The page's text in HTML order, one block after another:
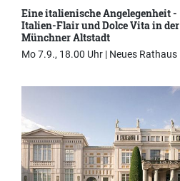
Eine italienische Angelegenheit -
Italien-Flair und Dolce Vita in der
Münchner Altstadt
Mo 7.9., 18.00 Uhr | Neues Rathaus